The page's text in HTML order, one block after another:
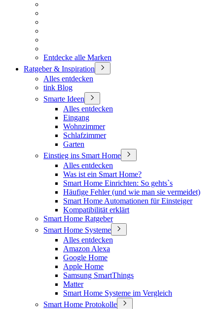
Entdecke alle Marken
Ratgeber & Inspiration
Alles entdecken
tink Blog
Smarte Ideen
Alles entdecken
Eingang
Wohnzimmer
Schlafzimmer
Garten
Einstieg ins Smart Home
Alles entdecken
Was ist ein Smart Home?
Smart Home Einrichten: So gehts`s
Häufige Fehler (und wie man sie vermeidet)
Smart Home Automationen für Einsteiger
Kompatibilität erklärt
Smart Home Ratgeber
Smart Home Systeme
Alles entdecken
Amazon Alexa
Google Home
Apple Home
Samsung SmartThings
Matter
Smart Home Systeme im Vergleich
Smart Home Protokolle